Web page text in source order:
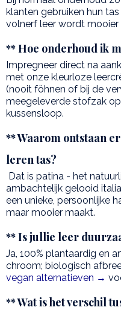
klanten gebruiken hun
volnerf leer wordt mooier
** Hoe onderhoud ik
Impregneer direct na
met onze kleurloze
(nooit föhnen of bij de
meegeleverde stofzak
kussensloop.
** Waarom ontstaan
leren tas?
Dat is patina - het
ambachtelijk gelooid
een unieke, persoonlijke
maar mooier maakt.
** Is jullie leer
Ja, 100% plantaardig en
chroom; biologisch
vegan alternatieven →
** Wat is het verschil